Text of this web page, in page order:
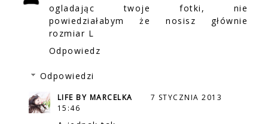
ogladając twoje fotki, nie
powiedziałabym że nosisz głównie
rozmiar L
Odpowiedz
Odpowiedzi
LIFE BY MARCELKA
7 STYCZNIA 2013
15:46